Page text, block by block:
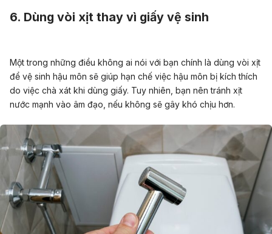
6. Dùng vòi xịt thay vì giấy vệ sinh
Một trong những điều không ai nói với bạn chính là dùng vòi xịt
để vệ sinh hậu môn sẽ giúp hạn chế việc hậu môn bị kích thích
do việc chà xát khi dùng giấy. Tuy nhiên, bạn nên tránh xịt
nước mạnh vào âm đạo, nếu không sẽ gây khó chịu hơn.